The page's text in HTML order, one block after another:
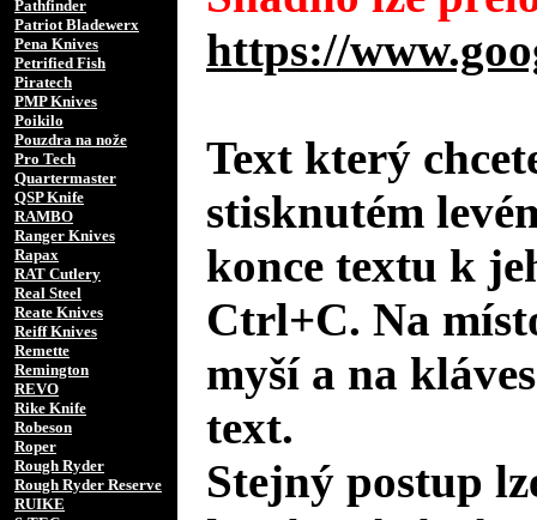
Pathfinder
Patriot Bladewerx
Pena Knives
Petrified Fish
Piratech
PMP Knives
Poikilo
Pouzdra na nože
Pro Tech
Quartermaster
QSP Knife
RAMBO
Ranger Knives
Rapax
RAT Cutlery
Real Steel
Reate Knives
Reiff Knives
Remette
Remington
REVO
Rike Knife
Robeson
Roper
Rough Ryder
Rough Ryder Reserve
RUIKE
https://
Text který
stisknutém
konce textu k
Ctrl+C. Na
myší a na
text.
Stejný postup